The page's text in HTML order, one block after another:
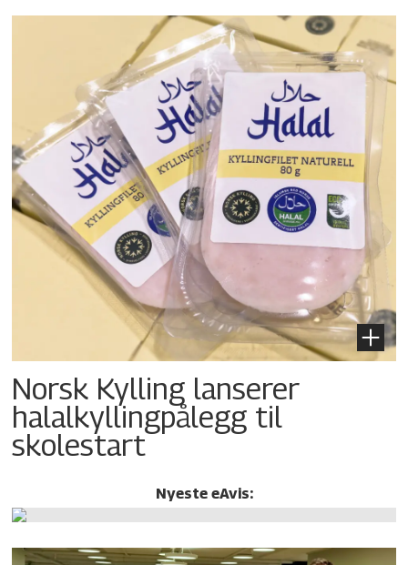
Norsk Kylling lanserer
halalkylling­pålegg til
skolestart
Nyeste eAvis: